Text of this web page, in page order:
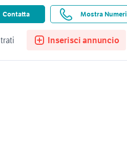
Ricerche salvate Preferiti
Inserisci annuncio
Contatta Mostra Numeri